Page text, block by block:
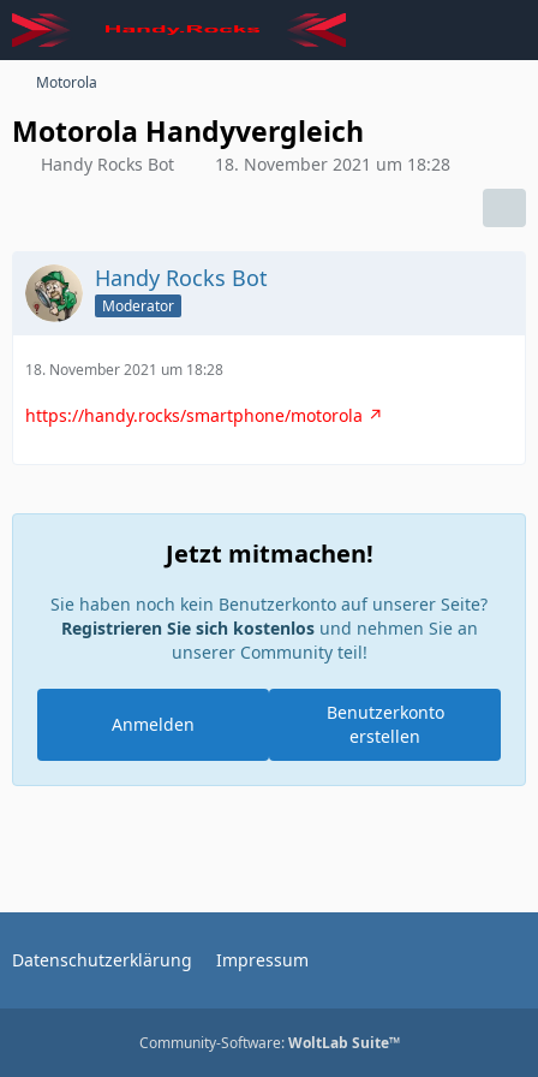
Motorola
Motorola Handyvergleich
Handy Rocks Bot 18. November 2021 um 18:28
Handy Rocks Bot
Moderator
18. November 2021 um 18:28
https://handy.rocks/smartphone/motorola
Jetzt mitmachen!
Sie haben noch kein Benutzerkonto auf unserer Seite?
Registrieren Sie sich kostenlosund nehmen Sie an
unserer Community teil!
Benutzerkonto
erstellen
Anmelden
Datenschutzerklärung Impressum
Community-Software:WoltLab Suite™